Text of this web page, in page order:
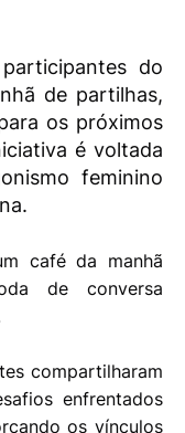
do
de partilhas,
os próximos
é voltada
feminino
café da manhã
de conversa
compartilharam
enfrentados
os vínculos